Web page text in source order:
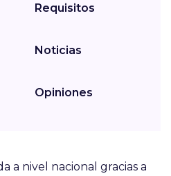
Requisitos
Noticias
Opiniones
a nivel nacional gracias a